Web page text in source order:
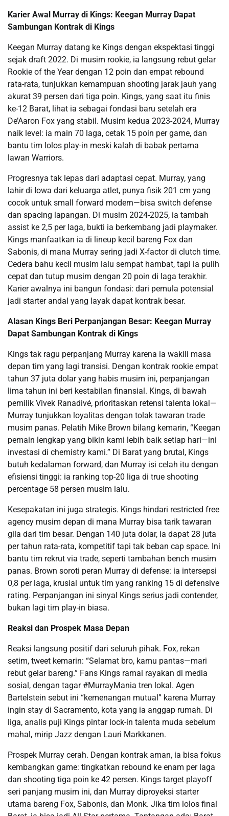
Karier Awal Murray di Kings: Keegan Murray Dapat
Sambungan Kontrak di Kings
Keegan Murray datang ke Kings dengan ekspektasi tinggi
sejak draft 2022. Di musim rookie, ia langsung rebut gelar
Rookie of the Year dengan 12 poin dan empat rebound
rata-rata, tunjukkan kemampuan shooting jarak jauh yang
akurat 39 persen dari tiga poin. Kings, yang saat itu finis
ke-12 Barat, lihat ia sebagai fondasi baru setelah era
De’Aaron Fox yang stabil. Musim kedua 2023-2024, Murray
naik level: ia main 70 laga, cetak 15 poin per game, dan
bantu tim lolos play-in meski kalah di babak pertama
lawan Warriors.
Progresnya tak lepas dari adaptasi cepat. Murray, yang
lahir di Iowa dari keluarga atlet, punya fisik 201 cm yang
cocok untuk small forward modern—bisa switch defense
dan spacing lapangan. Di musim 2024-2025, ia tambah
assist ke 2,5 per laga, bukti ia berkembang jadi playmaker.
Kings manfaatkan ia di lineup kecil bareng Fox dan
Sabonis, di mana Murray sering jadi X-factor di clutch time.
Cedera bahu kecil musim lalu sempat hambat, tapi ia pulih
cepat dan tutup musim dengan 20 poin di laga terakhir.
Karier awalnya ini bangun fondasi: dari pemula potensial
jadi starter andal yang layak dapat kontrak besar.
Alasan Kings Beri Perpanjangan Besar: Keegan Murray
Dapat Sambungan Kontrak di Kings
Kings tak ragu perpanjang Murray karena ia wakili masa
depan tim yang lagi transisi. Dengan kontrak rookie empat
tahun 37 juta dolar yang habis musim ini, perpanjangan
lima tahun ini beri kestabilan finansial. Kings, di bawah
pemilik Vivek Ranadivé, prioritaskan retensi talenta lokal—
Murray tunjukkan loyalitas dengan tolak tawaran trade
musim panas. Pelatih Mike Brown bilang kemarin, “Keegan
pemain lengkap yang bikin kami lebih baik setiap hari—ini
investasi di chemistry kami.” Di Barat yang brutal, Kings
butuh kedalaman forward, dan Murray isi celah itu dengan
efisiensi tinggi: ia ranking top-20 liga di true shooting
percentage 58 persen musim lalu.
Kesepakatan ini juga strategis. Kings hindari restricted free
agency musim depan di mana Murray bisa tarik tawaran
gila dari tim besar. Dengan 140 juta dolar, ia dapat 28 juta
per tahun rata-rata, kompetitif tapi tak beban cap space. Ini
bantu tim rekrut via trade, seperti tambahan bench musim
panas. Brown soroti peran Murray di defense: ia intersepsi
0,8 per laga, krusial untuk tim yang ranking 15 di defensive
rating. Perpanjangan ini sinyal Kings serius jadi contender,
bukan lagi tim play-in biasa.
Reaksi dan Prospek Masa Depan
Reaksi langsung positif dari seluruh pihak. Fox, rekan
setim, tweet kemarin: “Selamat bro, kamu pantas—mari
rebut gelar bareng.” Fans Kings ramai rayakan di media
sosial, dengan tagar #MurrayMania tren lokal. Agen
Bartelstein sebut ini “kemenangan mutual” karena Murray
ingin stay di Sacramento, kota yang ia anggap rumah. Di
liga, analis puji Kings pintar lock-in talenta muda sebelum
mahal, mirip Jazz dengan Lauri Markkanen.
Prospek Murray cerah. Dengan kontrak aman, ia bisa fokus
kembangkan game: tingkatkan rebound ke enam per laga
dan shooting tiga poin ke 42 persen. Kings target playoff
seri panjang musim ini, dan Murray diproyeksi starter
utama bareng Fox, Sabonis, dan Monk. Jika tim lolos final